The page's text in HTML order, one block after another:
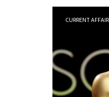
CURRENT